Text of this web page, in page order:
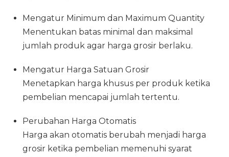
Mengatur Minimum dan Maximum Quantity
Menentukan batas minimal dan maksimal
jumlah produk agar harga grosir berlaku.
Mengatur Harga Satuan Grosir
Menetapkan harga khusus per produk ketika
pembelian mencapai jumlah tertentu.
Perubahan Harga Otomatis
Harga akan otomatis berubah menjadi harga
grosir ketika pembelian memenuhi syarat